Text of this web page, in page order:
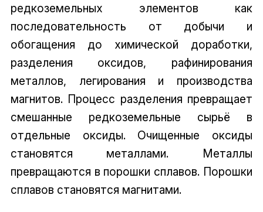
редкоземельных элементов как
последовательность от добычи и
обогащения до химической доработки,
разделения оксидов, рафинирования
металлов, легирования и производства
магнитов. Процесс разделения превращает
смешанные редкоземельные сырьё в
отдельные оксиды. Очищенные оксиды
становятся металлами. Металлы
превращаются в порошки сплавов. Порошки
сплавов становятся магнитами.